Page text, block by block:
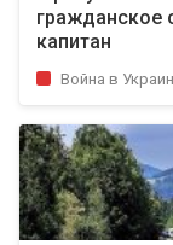
гражданское
капитан
Война в